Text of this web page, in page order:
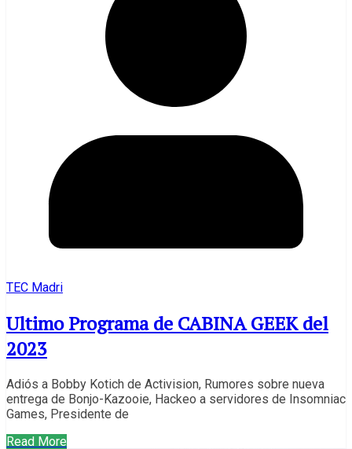
TEC Madri
Ultimo Programa de CABINA GEEK del
2023
Adiós a Bobby Kotich de Activision, Rumores sobre nueva
entrega de Bonjo-Kazooie, Hackeo a servidores de Insomniac
Games, Presidente de
Read More